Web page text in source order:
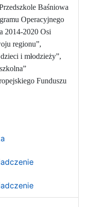
Baśniowa
Operacyjnego
2014-2020 Osi
regionu”,
i młodzieży”,
Funduszu